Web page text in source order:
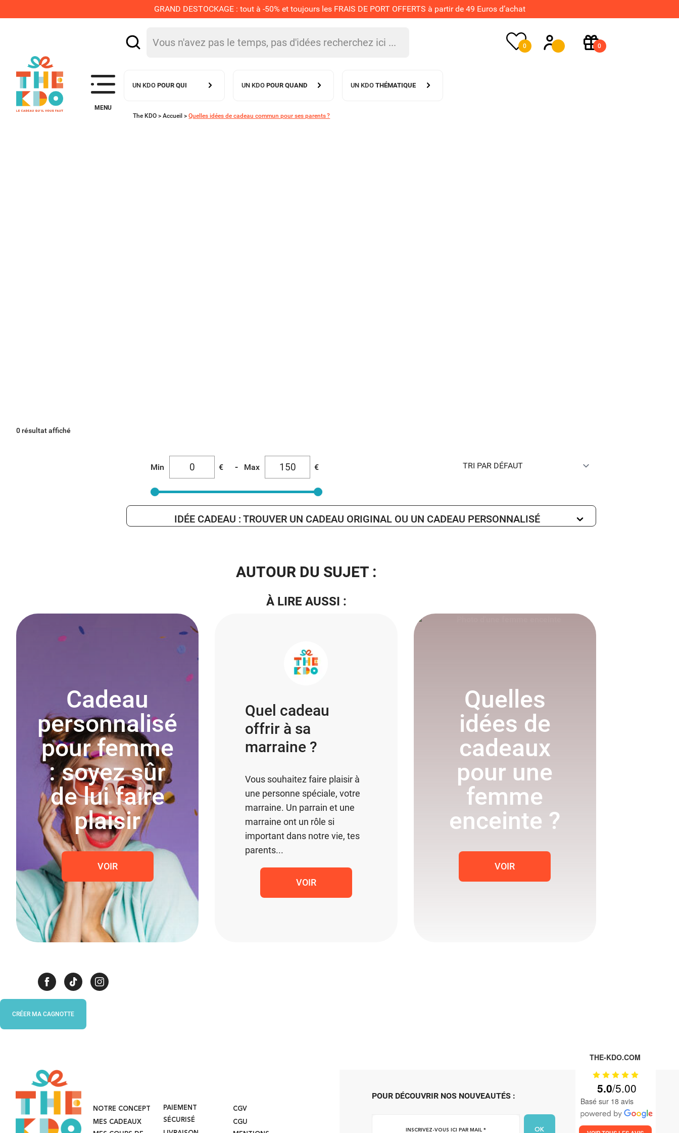
GRAND DESTOCKAGE : tout à -50% et toujours les FRAIS DE PORT OFFERTS à partir de 49 Euros d’achat
MENU
0 0
UN KDOPOUR QUI UN KDOPOUR QUAND UN KDOTHÉMATIQUE
The KDO >Accueil >Quelles idées de cadeau commun pour ses parents ?
0 résultat affiché
Min € - Max €
IDÉE CADEAU : TROUVER UN CADEAU ORIGINAL OU UN CADEAU PERSONNALISÉ
AUTOUR DU SUJET :
À LIRE AUSSI :
Cadeau
personnalisé
pour femme
: soyez sûr
de lui faire
plaisir
VOIR
Quel cadeau
offrir à sa
marraine ?
Vous souhaitez faire plaisir à
une personne spéciale, votre
marraine. Un parrain et une
marraine ont un rôle si
important dans notre vie, tes
parents...
VOIR
Quelles
idées de
cadeaux
pour une
femme
enceinte ?
VOIR
CRÉER MA CAGNOTTE
NOTRE CONCEPT
MES CADEAUX
PAIEMENT
SÉCURISÉ
CGV
CGU
POUR DÉCOUVRIR NOS NOUVEAUTÉS :
THE-KDO.COM
5.0
Basé sur 18 avis